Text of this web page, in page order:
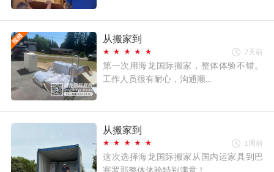
从搬家到
7天前
第一次用海龙国际搬家，整体体验不错。
工作人员很有耐心，沟通顺...
从搬家到
1周前
这次选择海龙国际搬家从国内运家具到巴
塞罗那整体体验特别满意！...